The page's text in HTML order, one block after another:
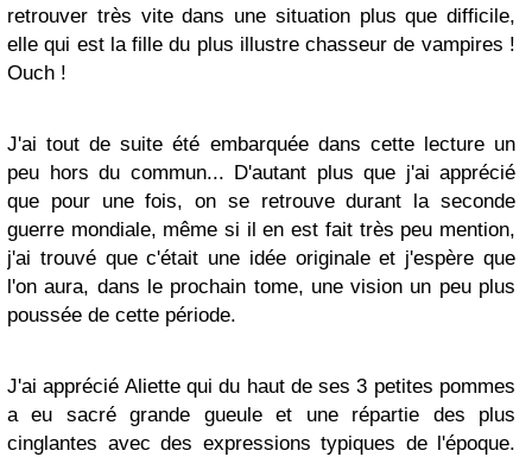
retrouver très vite dans une situation plus que difficile,
elle qui est la fille du plus illustre chasseur de vampires !
Ouch !
J'ai tout de suite été embarquée dans cette lecture un
peu hors du commun... D'autant plus que j'ai apprécié
que pour une fois, on se retrouve durant la seconde
guerre mondiale, même si il en est fait très peu mention,
j'ai trouvé que c'était une idée originale et j'espère que
l'on aura, dans le prochain tome, une vision un peu plus
poussée de cette période.
J'ai apprécié Aliette qui du haut de ses 3 petites pommes
a eu sacré grande gueule et une répartie des plus
cinglantes avec des expressions typiques de l'époque.